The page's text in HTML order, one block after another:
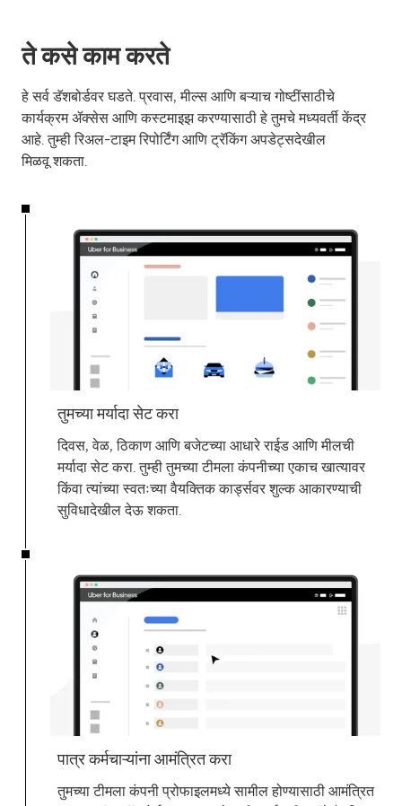
ते कसे काम करते
हे सर्व डॅशबोर्डवर घडते. प्रवास, मील्स आणि बऱ्याच गोष्टींसाठीचे
कार्यक्रम ॲक्सेस आणि कस्टमाइझ करण्यासाठी हे तुमचे मध्यवर्ती केंद्र
आहे. तुम्ही रिअल-टाइम रिपोर्टिंग आणि ट्रॅकिंग अपडेट्सदेखील
मिळवू शकता.
तुमच्या मर्यादा सेट करा
दिवस, वेळ, ठिकाण आणि बजेटच्या आधारे राईड आणि मीलची
मर्यादा सेट करा. तुम्ही तुमच्या टीमला कंपनीच्या एकाच खात्यावर
किंवा त्यांच्या स्वतःच्या वैयक्तिक कार्ड्सवर शुल्क आकारण्याची
सुविधादेखील देऊ शकता.
पात्र कर्मचाऱ्यांना आमंत्रित करा
तुमच्या टीमला कंपनी प्रोफाइलमध्ये सामील होण्यासाठी आमंत्रित